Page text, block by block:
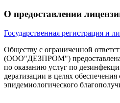
О предоставлении
Государственная регистрация и
Обществу с ограниченной
(ООО"ДЕЗПРОМ") предоставлена
по оказанию услуг по
дератизации в целях обеспечения
эпидемиологического